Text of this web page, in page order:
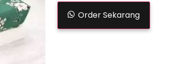
Order Sekarang